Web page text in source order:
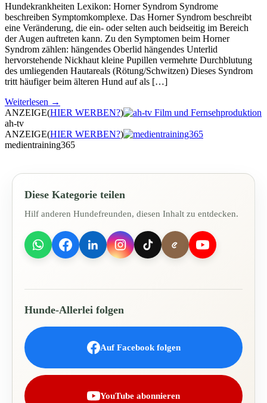
Hundekrankheiten Lexikon: Horner Syndrom Syndrome
beschreiben Symptomkomplexe. Das Horner Syndrom beschreibt
eine Veränderung, die ein- oder selten auch beidseitig im Bereich
der Augen auftreten kann. Zu den Symptomen beim Horner
Syndrom zählen: hängendes Oberlid hängendes Unterlid
hervorstehende Nickhaut kleine Pupillen vermehrte Durchblutung
des umliegenden Hautareals (Rötung/Schwitzen) Dieses Syndrom
tritt häufiger beim älteren Hund auf als […]
Weiterlesen →
ANZEIGE(HIER WERBEN?)
ah-tv
ANZEIGE(HIER WERBEN?)
medientraining365
Diese Kategorie teilen
Hilf anderen Hundefreunden, diesen Inhalt zu entdecken.
Hunde-Allerlei folgen
Auf Facebook folgen
YouTube abonnieren